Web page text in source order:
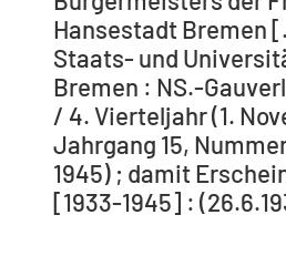
Hansestadt Bremen
Staats- und
Bremen : NS.-
/ 4. Vierteljahr (1.
Jahrgang 15,
1945) ; damit
[1933-1945] :